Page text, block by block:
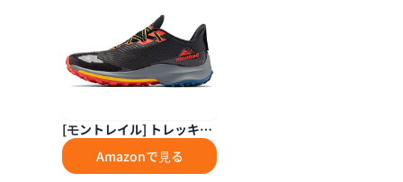
[モントレイル] トレッキン
グシューズ BM8310 TRINI
TY AG メンズ 089(Dark Gr
Amazonで見る